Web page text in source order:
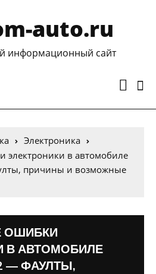
auto.ru
информационный сайт
Электроника
электроники в автомобиле
причины и возможные
ОШИБКИ
В АВТОМОБИЛЕ
— ФАУЛТЫ,